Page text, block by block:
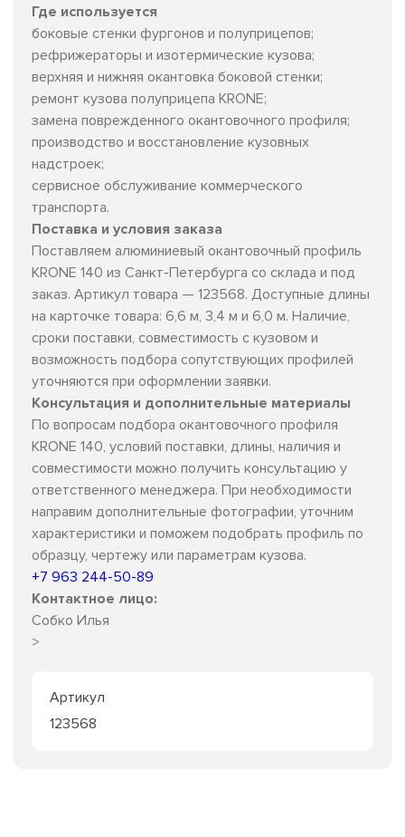
Где используется
боковые стенки фургонов и полуприцепов;
рефрижераторы и изотермические кузова;
верхняя и нижняя окантовка боковой стенки;
ремонт кузова полуприцепа KRONE;
замена поврежденного окантовочного профиля;
производство и восстановление кузовных
надстроек;
сервисное обслуживание коммерческого
транспорта.
Поставка и условия заказа
Поставляем алюминиевый окантовочный профиль
KRONE 140 из Санкт-Петербурга со склада и под
заказ. Артикул товара — 123568. Доступные длины
на карточке товара: 6,6 м, 3,4 м и 6,0 м. Наличие,
сроки поставки, совместимость с кузовом и
возможность подбора сопутствующих профилей
уточняются при оформлении заявки.
Консультация и дополнительные материалы
По вопросам подбора окантовочного профиля
KRONE 140, условий поставки, длины, наличия и
совместимости можно получить консультацию у
ответственного менеджера. При необходимости
направим дополнительные фотографии, уточним
характеристики и поможем подобрать профиль по
образцу, чертежу или параметрам кузова.
+7 963 244-50-89
Контактное лицо:
Собко Илья
>
Артикул
123568